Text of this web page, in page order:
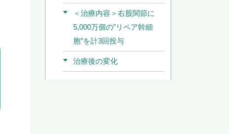
＜治療内容＞右股関節に
5,000万個の”リペア幹細
胞”を計3回投与
治療後の変化